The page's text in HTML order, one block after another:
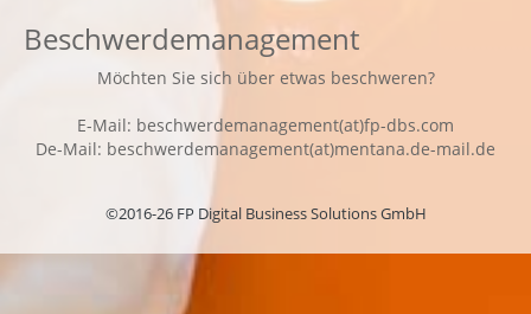
Beschwerdemanagement
Möchten Sie sich über etwas beschweren?
E-Mail: beschwerdemanagement(at)fp-dbs.com
De-Mail: beschwerdemanagement(at)mentana.de-mail.de
©2016-26 FP Digital Business Solutions GmbH